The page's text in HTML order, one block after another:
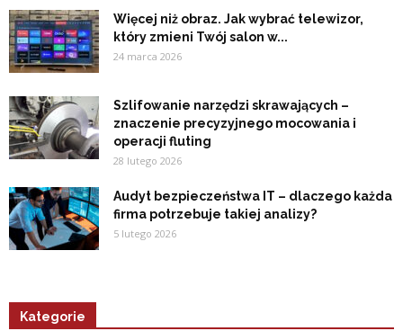
Więcej niż obraz. Jak wybrać telewizor,
który zmieni Twój salon w...
24 marca 2026
Szlifowanie narzędzi skrawających –
znaczenie precyzyjnego mocowania i
operacji fluting
28 lutego 2026
Audyt bezpieczeństwa IT – dlaczego każda
firma potrzebuje takiej analizy?
5 lutego 2026
Kategorie